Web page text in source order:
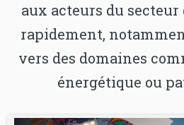
aux acteurs du
rapidement,
vers des domaines
énergétique ou